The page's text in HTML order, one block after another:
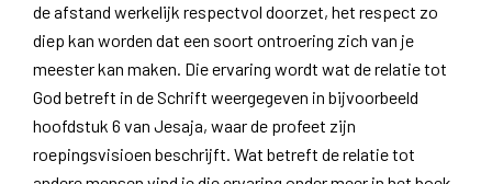
de afstand werkelijk respectvol doorzet, het respect zo
diep kan worden dat een soort ontroering zich van je
meester kan maken. Die ervaring wordt wat de relatie tot
God betreft in de Schrift weergegeven in bijvoorbeeld
hoofdstuk 6 van Jesaja, waar de profeet zijn
roepingsvisioen beschrijft. Wat betreft de relatie tot